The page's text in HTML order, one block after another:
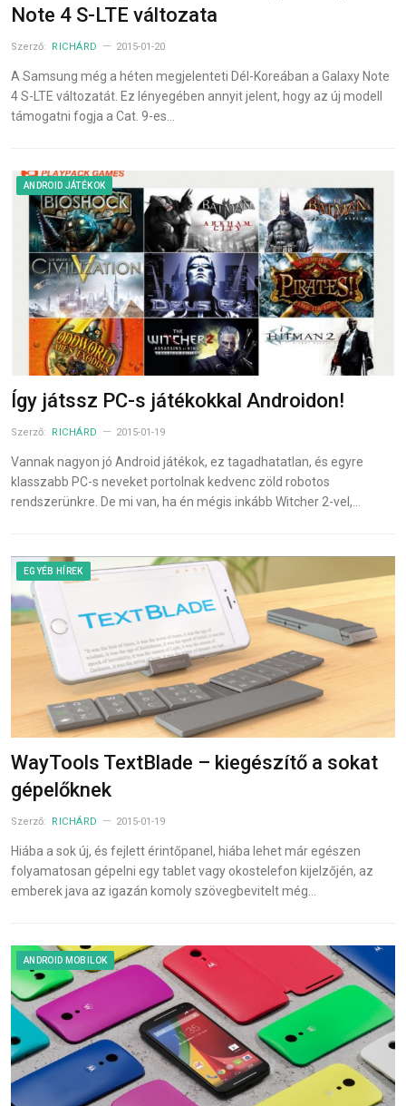
Note 4 S-LTE változata
Szerző: RICHÁRD 2015-01-20
A Samsung még a héten megjelenteti Dél-Koreában a Galaxy Note
4 S-LTE változatát. Ez lényegében annyit jelent, hogy az új modell
támogatni fogja a Cat. 9-es…
ANDROID JÁTÉKOK
Így játssz PC-s játékokkal Androidon!
Szerző: RICHÁRD 2015-01-19
Vannak nagyon jó Android játékok, ez tagadhatatlan, és egyre
klasszabb PC-s neveket portolnak kedvenc zöld robotos
rendszerünkre. De mi van, ha én mégis inkább Witcher 2-vel,…
EGYÉB HÍREK
WayTools TextBlade – kiegészítő a sokat
gépelőknek
Szerző: RICHÁRD 2015-01-19
Hiába a sok új, és fejlett érintőpanel, hiába lehet már egészen
folyamatosan gépelni egy tablet vagy okostelefon kijelzőjén, az
emberek java az igazán komoly szövegbevitelt még…
ANDROID MOBILOK